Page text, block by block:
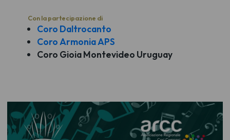
Con la partecipazione di
Coro Daltrocanto
Coro Armonia APS
Coro Gioia Montevideo Uruguay